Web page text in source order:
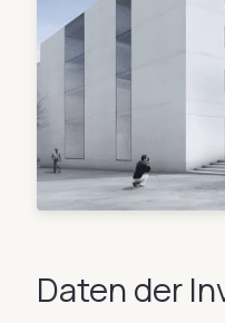
Daten der